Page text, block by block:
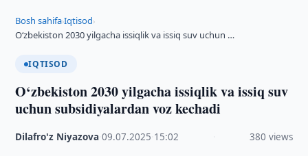
Bosh sahifa›Iqtisod›
O‘zbekiston 2030 yilgacha issiqlik va issiq suv uchun …
IQTISOD
O‘zbekiston 2030 yilgacha issiqlik va issiq suv
uchun subsidiyalardan voz kechadi
Dilafro'z Niyazova ·09.07.2025 15:02 380 views